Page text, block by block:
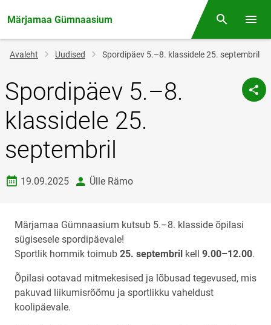
Märjamaa Gümnaasium Otsing
Jälglink
Avaleht Uudised Spordipäev 5.–8. klassidele 25. septembril
Spordipäev 5.–8.
klassidele 25.
septembril
Loomise kuupäev
19.09.2025 autorÜlle Rämo
Märjamaa Gümnaasium kutsub 5.–8. klasside õpilasi
sügisesele spordipäevale!
Sportlik hommik toimub 25. septembril kell 9.00–12.00.
Õpilasi ootavad mitmekesised ja lõbusad tegevused, mis
pakuvad liikumisrõõmu ja sportlikku vaheldust
koolipäevale.